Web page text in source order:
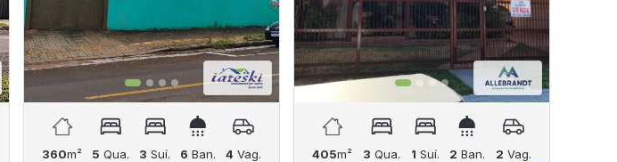
360m² 5 Qua. 3 Suí. 6 Ban. 4 Vag. 405m² 3 Qua. 1 Suí. 2 Ban. 2 Vag.